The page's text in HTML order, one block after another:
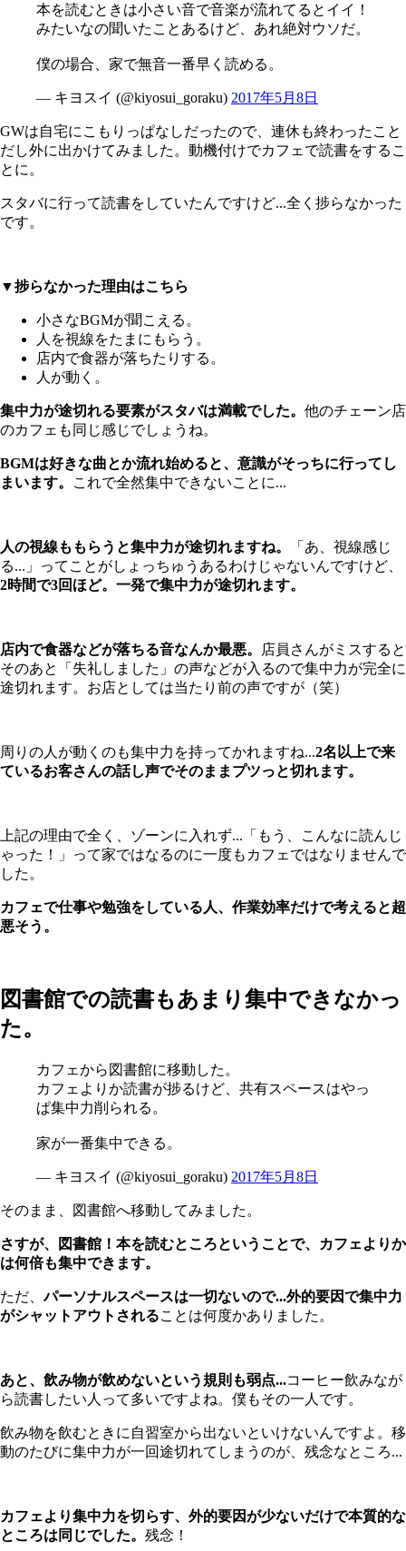
本を読むときは小さい音で音楽が流れてるとイイ！
みたいなの聞いたことあるけど、あれ絶対ウソだ。
僕の場合、家で無音一番早く読める。
— キヨスイ (@kiyosui_goraku) 2017年5月8日
GWは自宅にこもりっぱなしだったので、連休も終わったこと
だし外に出かけてみました。動機付けでカフェで読書をするこ
とに。
スタバに行って読書をしていたんですけど...全く捗らなかった
です。
▼捗らなかった理由はこちら
小さなBGMが聞こえる。
人を視線をたまにもらう。
店内で食器が落ちたりする。
人が動く。
集中力が途切れる要素がスタバは満載でした。 他のチェーン店
のカフェも同じ感じでしょうね。
BGMは好きな曲とか流れ始めると、意識がそっちに行ってし
まいます。
これで全然集中できないことに...
人の視線ももらうと集中力が途切れますね。
「あ、視線感じ
る...」ってことがしょっちゅうあるわけじゃないんですけど、
2時間で3回ほど。一発で集中力が途切れます。
店内で食器などが落ちる音なんか最悪。
店員さんがミスすると
そのあと「失礼しました」の声などが入るので集中力が完全に
途切れます。お店としては当たり前の声ですが（笑）
周りの人が動くのも集中力を持ってかれますね...2名以上で来
ているお客さんの話し声でそのままプツっと切れます。
上記の理由で全く、ゾーンに入れず...「もう、こんなに読んじ
ゃった！」って家ではなるのに一度もカフェではなりませんで
した。
カフェで仕事や勉強をしている人、作業効率だけで考えると超
悪そう。
図書館での読書もあまり集中できなかっ
た。
カフェから図書館に移動した。
カフェよりか読書が捗るけど、共有スペースはやっ
ぱ集中力削られる。
家が一番集中できる。
— キヨスイ (@kiyosui_goraku) 2017年5月8日
そのまま、図書館へ移動してみました。
さすが、図書館！本を読むところということで、カフェよりか
は何倍も集中できます。
ただ、パーソナルスペースは一切ないので...外的要因で集中力
がシャットアウトされることは何度かありました。
あと、飲み物が飲めないという規則も弱点...コーヒー飲みなが
ら読書したい人って多いですよね。僕もその一人です。
飲み物を飲むときに自習室から出ないといけないんですよ。移
動のたびに集中力が一回途切れてしまうのが、残念なところ...
カフェより集中力を切らす、外的要因が少ないだけで本質的な
ところは同じでした。 残念！